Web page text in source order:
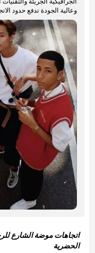
وعالية الجودة تدفع حدود
الحضرية